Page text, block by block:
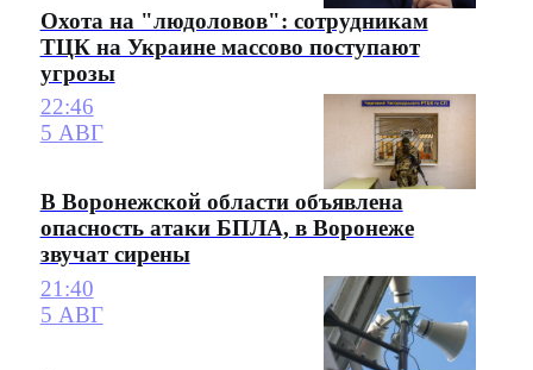
Охота на "людоловов": сотрудникам
ТЦК на Украине массово поступают
угрозы
22:46
5 АВГ
В Воронежской области объявлена
опасность атаки БПЛА, в Воронеже
звучат сирены
21:40
5 АВГ